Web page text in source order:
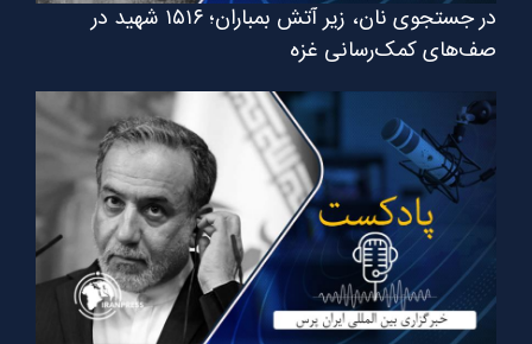
در جستجوی نان، زیر آتش بمباران؛ ۱۵۱۶ شهید در
صف‌های کمک‌رسانی غزه